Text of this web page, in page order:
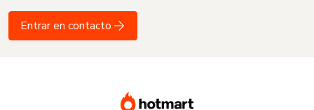
Entrar en contacto